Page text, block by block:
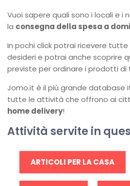
Vuoi sapere quali sono i locali e
la consegna della spesa a
In pochi click potrai ricevere
desideri e potrai anche scoprire
previste per ordinare i prodotti di
Jomo.it è il più grande database
tutte le attività che offrono ai
home delivery!
Attività servite in
ARTICOLI PER LA CASA